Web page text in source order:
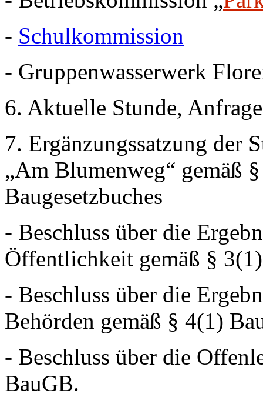
- Schulkommission
- Gruppenwasserwerk
6. Aktuelle Stunde,
7. Ergänzungssatzung der
„Am Blumenweg“ gemäß
Baugesetzbuches
- Beschluss über die
Öffentlichkeit gemäß §
- Beschluss über die
Behörden gemäß § 4(1)
- Beschluss über die
BauGB.